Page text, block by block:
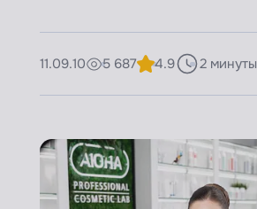
11.09.10 5 687 4.9 2 минуты